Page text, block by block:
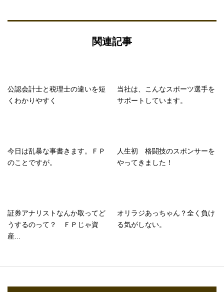
関連記事
公認会計士と税理士の違いを短
くわかりやすく
当社は、こんなスポーツ選手を
サポートしています。
今日は乱暴な事書きます。ＦＰ
のことですが。
人生初 格闘技のスポンサーを
やってきました！
証券アナリストなんか取ってど
うするのって？ ＦＰじゃ資
産...
オリラジあっちゃん？全く負け
る気がしない。